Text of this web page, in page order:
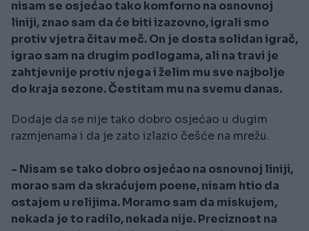
nisam se osjećao tako komforno na osnovnoj
liniji, znao sam da će biti izazovno, igrali smo
protiv vjetra čitav meč. On je dosta solidan igrač,
igrao sam na drugim podlogama, ali na travi je
zahtjevnije protiv njega i želim mu sve najbolje
do kraja sezone. Čestitam mu na svemu danas.
Dodaje da se nije tako dobro osjećao u dugim
razmjenama i da je zato izlazio češće na mrežu.
- Nisam se tako dobro osjećao na osnovnoj liniji,
morao sam da skraćujem poene, nisam htio da
ostajem u relijima. Moramo sam da miskujem,
nekada je to radilo, nekada nije. Preciznost na